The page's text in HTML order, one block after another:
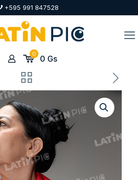
+595 991 847528
0 0 Gs